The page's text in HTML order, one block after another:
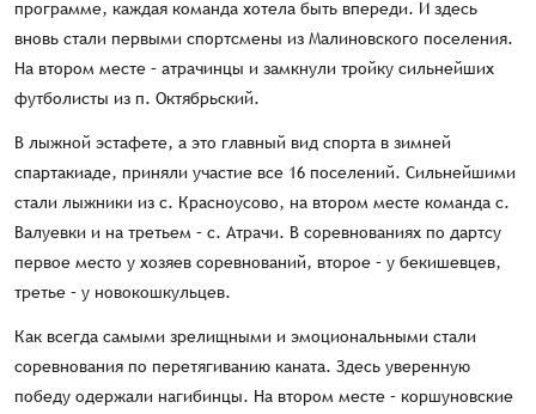
программе, каждая команда хотела быть впереди. И здесь
вновь стали первыми спортсмены из Малиновского поселения.
На втором месте – атрачинцы и замкнули тройку сильнейших
футболисты из п. Октябрьский.
В лыжной эстафете, а это главный вид спорта в зимней
спартакиаде, приняли участие все 16 поселений. Сильнейшими
стали лыжники из с. Красноусово, на втором месте команда с.
Валуевки и на третьем – с. Атрачи. В соревнованиях по дартсу
первое место у хозяев соревнований, второе – у бекишевцев,
третье – у новокошкульцев.
Как всегда самыми зрелищными и эмоциональными стали
соревнования по перетягиванию каната. Здесь уверенную
победу одержали нагибинцы. На втором месте – коршуновские